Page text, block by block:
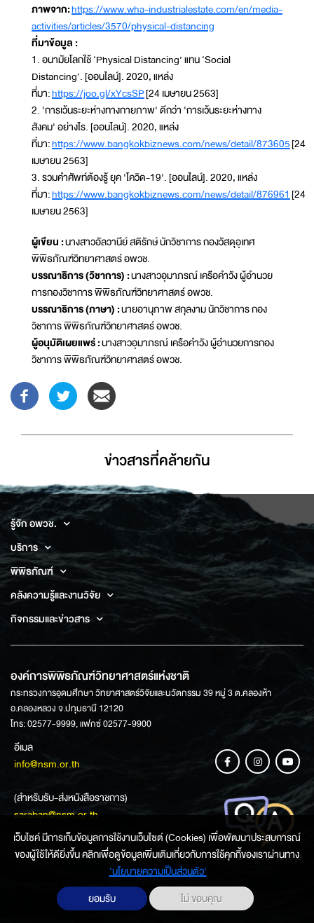
ภาพจาก:https://www.wha-industrialestate.com/en/media-
activities/articles/3570/physical-distancing
ที่มาข้อมูล :
1. อนามัยโลกใช้ ‘Physical Distancing’ แทน ‘Social
Distancing’. [ออนไลน์]. 2020, แหล่ง
ที่มา:https://joo.gl/xYcsSP[24 เมษายน 2563]
2. 'การเว้นระยะห่างทางกายภาพ' ดีกว่า 'การเว้นระยะห่างทาง
สังคม' อย่างไร. [ออนไลน์]. 2020, แหล่ง
ที่มา:https://www.bangkokbiznews.com/news/detail/873605[24
เมษายน 2563]
3. รวมคำศัพท์ต้องรู้ ยุค 'โควิด-19'. [ออนไลน์]. 2020, แหล่ง
ที่มา:https://www.bangkokbiznews.com/news/detail/876961[24
เมษายน 2563]
ผู้เขียน :นางสาวอัลวานีย์ สติรักษ์ นักวิชาการ กองวัสดุอุเทศ
พิพิธภัณฑ์วิทยาศาสตร์ อพวช.
บรรณาธิการ (วิชาการ) :นางสาวอุมาภรณ์ เครือคำวัง ผู้อำนวย
การกองวิชาการ พิพิธภัณฑ์วิทยาศาสตร์ อพวช.
บรรณาธิการ (ภาษา) :นายอานุภาพ สกุลงาม นักวิชาการ กอง
วิชาการ พิพิธภัณฑ์วิทยาศาสตร์ อพวช.
ผู้อนุมัติเผยแพร่ :นางสาวอุมาภรณ์ เครือคำวัง ผู้อำนวยการกอง
วิชาการ พิพิธภัณฑ์วิทยาศาสตร์ อพวช.
ข่าวสารที่่คล้ายกัน
รู้จัก อพวช.
บริการ
พิพิธภัณฑ์
คลังความรู้และงานวิจัย
กิจกรรมและข่าวสาร
องค์การพิพิธภัณฑ์วิทยาศาสตร์แห่งชาติ
กระทรวงการอุดมศึกษา วิทยาศาสตร์วิจัยและนวัตกรรม 39 หมู่ 3 ต.คลองห้า
อ.คลองหลวง จ.ปทุมธานี 12120
โทร: 02577-9999, แฟกซ์ 02577-9900
อีเมล
info@nsm.or.th
(สำหรับรับ-ส่งหนังสือราชการ)
saraban@nsm.or.th
ช่องทางการสอบถามข้อมูล
เว็บไซค์ มีการเก็บข้อมูลการใช้งานเว็บไซต์ (Cookies) เพื่อพัฒนาประสบการณ์
ของผู้ใช้ให้ดียิ่งขึ้น คลิกเพื่อดูข้อมูลเพิ่มเติมเกี่ยวกับการใช้คุกกี้ของเราผ่านทาง
‘นโยบายความเป็นส่วนตัว'
ยอมรับ
ไม่ ขอบคุณ